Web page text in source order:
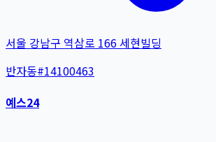
서울 강남구 역삼로 166 세현빌딩
반자동#14100463
예스24